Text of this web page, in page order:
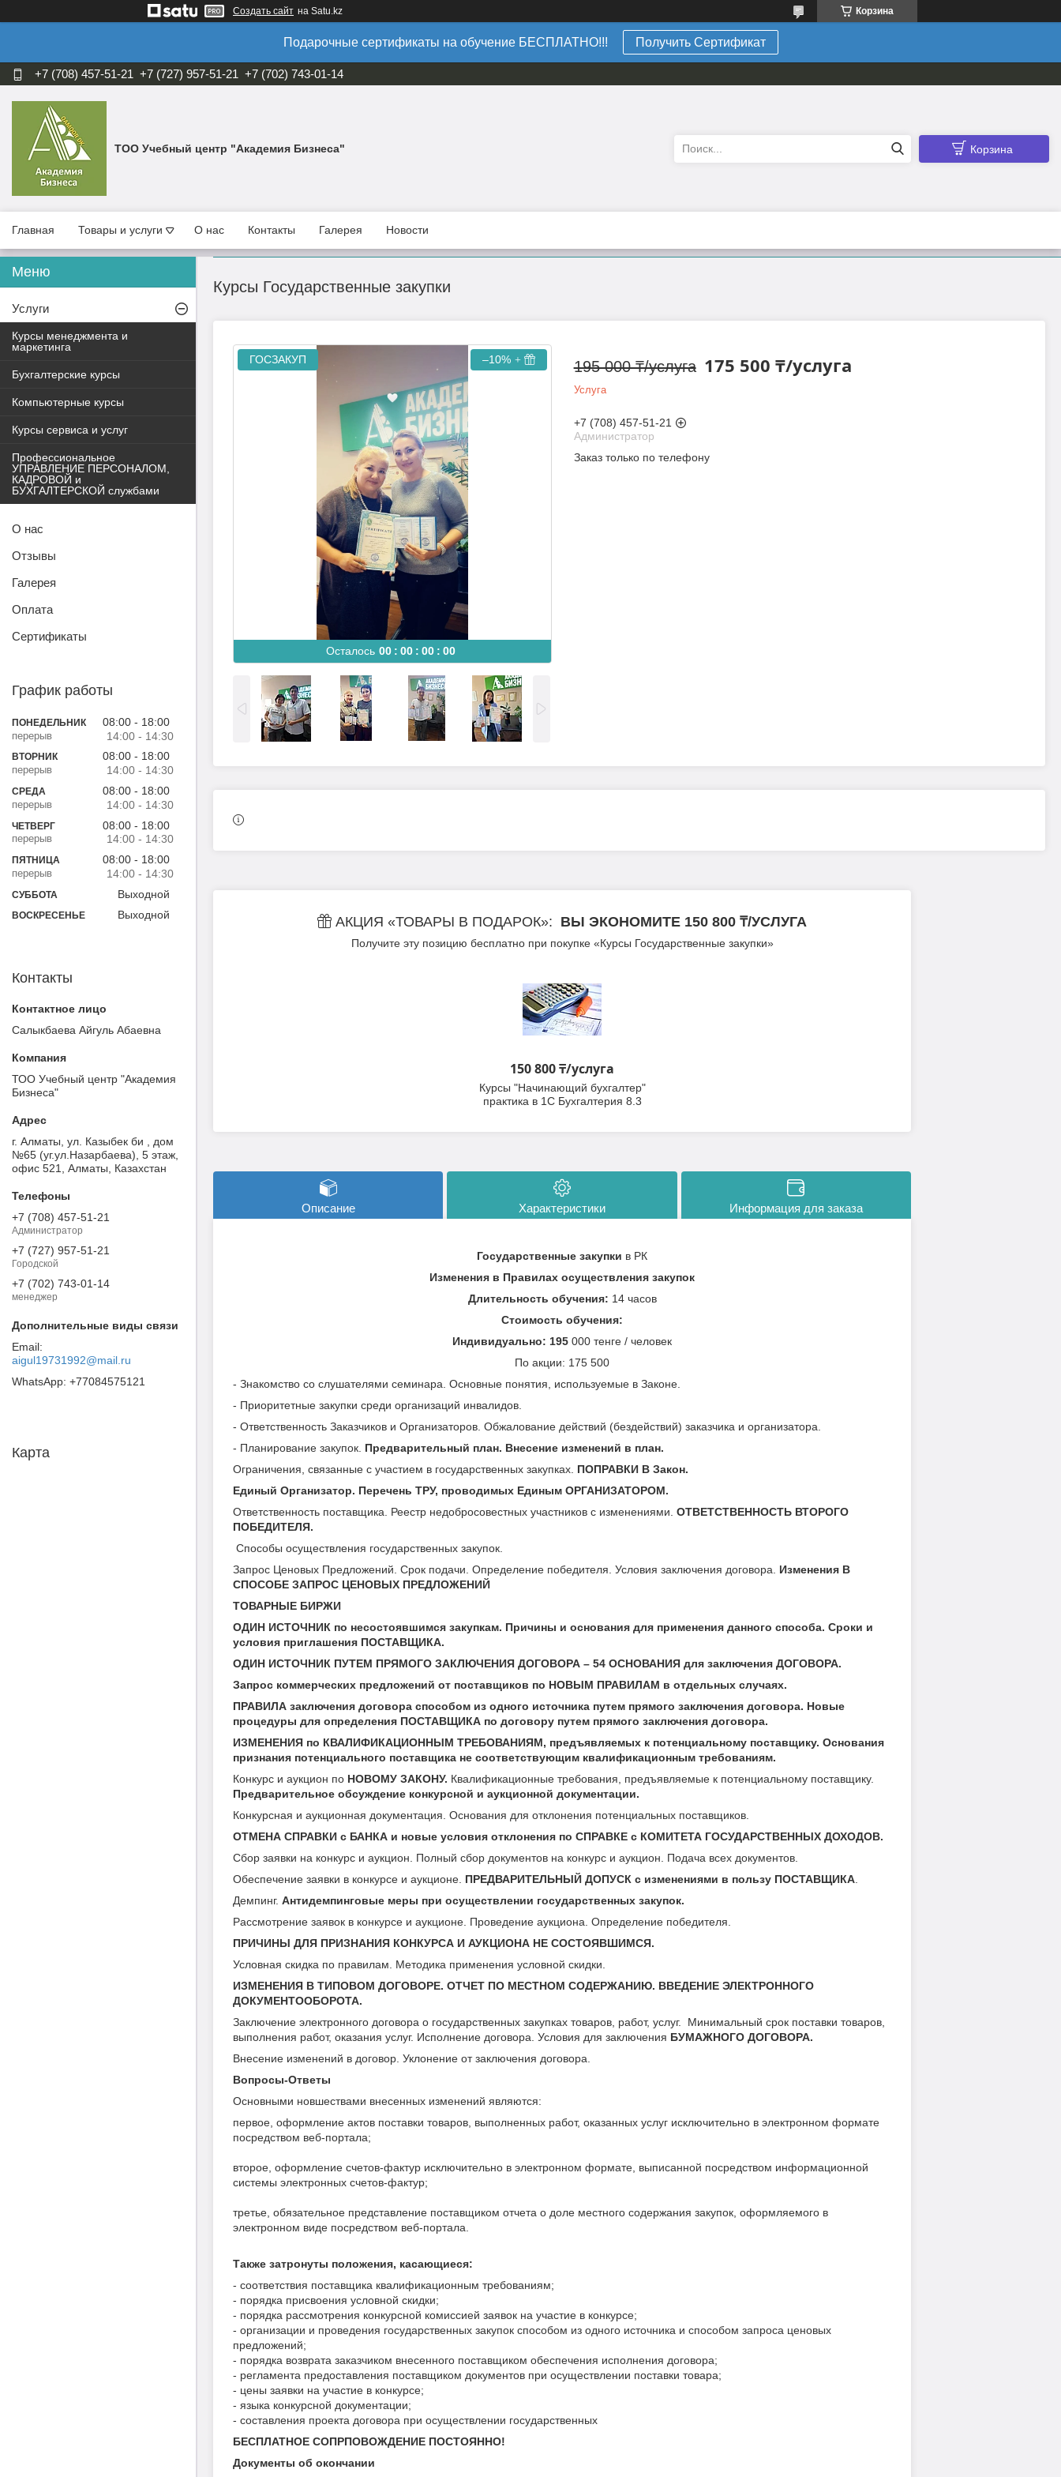
Создать сайт на Satu.kz Корзина
Подарочные сертификаты на обучение БЕСПЛАТНО!!! Получить Сертификат
+7 (708) 457-51-21 +7 (727) 957-51-21 +7 (702) 743-01-14
ТОО Учебный центр "Академия Бизнеса" Корзина
Главная Товары и услуги О нас Контакты Галерея Новости
Курсы Государственные закупки
Осталось 00 00 00 00
ГОСЗАКУП –10% 195 000 ₸/услуга 175 500 ₸/услуга
Услуга
+7 (708) 457-51-21
Администратор
Заказ только по телефону
АКЦИЯ «ТОВАРЫ В ПОДАРОК» ВЫ ЭКОНОМИТЕ 150 800 ₸/УСЛУГА
Получите эту позицию бесплатно при покупке «Курсы Государственные закупки»
150 800 ₸/услуга
Курсы "Начинающий бухгалтер"
практика в 1С Бухгалтерия 8.3
Описание Характеристики Информация для заказа
Государственные закупки в РК
Изменения в Правилах осуществления закупок
Длительность обучения: 14 часов
Стоимость обучения:
Индивидуально: 195 000 тенге / человек
По акции: 175 500
- Знакомство со слушателями семинара. Основные понятия, используемые в Законе.
- Приоритетные закупки среди организаций инвалидов.
- Ответственность Заказчиков и Организаторов. Обжалование действий (бездействий) заказчика и организатора.
- Планирование закупок. Предварительный план. Внесение изменений в план.
Ограничения, связанные с участием в государственных закупках. ПОПРАВКИ В Закон.
Единый Организатор. Перечень ТРУ, проводимых Единым ОРГАНИЗАТОРОМ.
Ответственность поставщика. Реестр недобросовестных участников с изменениями. ОТВЕТСТВЕННОСТЬ ВТОРОГО
ПОБЕДИТЕЛЯ.
Способы осуществления государственных закупок.
Запрос Ценовых Предложений. Срок подачи. Определение победителя. Условия заключения договора. Изменения В
СПОСОБЕ ЗАПРОС ЦЕНОВЫХ ПРЕДЛОЖЕНИЙ
ТОВАРНЫЕ БИРЖИ
ОДИН ИСТОЧНИК по несостоявшимся закупкам. Причины и основания для применения данного способа. Сроки и
условия приглашения ПОСТАВЩИКА.
ОДИН ИСТОЧНИК ПУТЕМ ПРЯМОГО ЗАКЛЮЧЕНИЯ ДОГОВОРА – 54 ОСНОВАНИЯ для заключения ДОГОВОРА.
Запрос коммерческих предложений от поставщиков по НОВЫМ ПРАВИЛАМ в отдельных случаях.
ПРАВИЛА заключения договора способом из одного источника путем прямого заключения договора. Новые
процедуры для определения ПОСТАВЩИКА по договору путем прямого заключения договора.
ИЗМЕНЕНИЯ по КВАЛИФИКАЦИОННЫМ ТРЕБОВАНИЯМ, предъявляемых к потенциальному поставщику. Основания
признания потенциального поставщика не соответствующим квалификационным требованиям.
Конкурс и аукцион по НОВОМУ ЗАКОНУ. Квалификационные требования, предъявляемые к потенциальному поставщику.
Предварительное обсуждение конкурсной и аукционной документации.
Конкурсная и аукционная документация. Основания для отклонения потенциальных поставщиков.
ОТМЕНА СПРАВКИ с БАНКА и новые условия отклонения по СПРАВКЕ с КОМИТЕТА ГОСУДАРСТВЕННЫХ ДОХОДОВ.
Сбор заявки на конкурс и аукцион. Полный сбор документов на конкурс и аукцион. Подача всех документов.
Обеспечение заявки в конкурсе и аукционе. ПРЕДВАРИТЕЛЬНЫЙ ДОПУСК с изменениями в пользу ПОСТАВЩИКА.
Демпинг. Антидемпинговые меры при осуществлении государственных закупок.
Рассмотрение заявок в конкурсе и аукционе. Проведение аукциона. Определение победителя.
ПРИЧИНЫ ДЛЯ ПРИЗНАНИЯ КОНКУРСА И АУКЦИОНА НЕ СОСТОЯВШИМСЯ.
Условная скидка по правилам. Методика применения условной скидки.
ИЗМЕНЕНИЯ В ТИПОВОМ ДОГОВОРЕ. ОТЧЕТ ПО МЕСТНОМ СОДЕРЖАНИЮ. ВВЕДЕНИЕ ЭЛЕКТРОННОГО
ДОКУМЕНТООБОРОТА.
Заключение электронного договора о государственных закупках товаров, работ, услуг. Минимальный срок поставки товаров,
выполнения работ, оказания услуг. Исполнение договора. Условия для заключения БУМАЖНОГО ДОГОВОРА.
Внесение изменений в договор. Уклонение от заключения договора.
Вопросы-Ответы
Основными новшествами внесенных изменений являются:
первое, оформление актов поставки товаров, выполненных работ, оказанных услуг исключительно в электронном формате
посредством веб-портала;
второе, оформление счетов-фактур исключительно в электронном формате, выписанной посредством информационной
системы электронных счетов-фактур;
третье, обязательное представление поставщиком отчета о доле местного содержания закупок, оформляемого в
электронном виде посредством веб-портала.
Также затронуты положения, касающиеся:
- соответствия поставщика квалификационным требованиям;
- порядка присвоения условной скидки;
- порядка рассмотрения конкурсной комиссией заявок на участие в конкурсе;
- организации и проведения государственных закупок способом из одного источника и способом запроса ценовых
предложений;
- порядка возврата заказчиком внесенного поставщиком обеспечения исполнения договора;
- регламента предоставления поставщиком документов при осуществлении поставки товара;
- цены заявки на участие в конкурсе;
- языка конкурсной документации;
- составления проекта договора при осуществлении государственных
БЕСПЛАТНОЕ СОПРПОВОЖДЕНИЕ ПОСТОЯННО!
Документы об окончании
Услуги
Курсы менеджмента и
маркетинга
Бухгалтерские курсы
Компьютерные курсы
Курсы сервиса и услуг
Профессиональное
УПРАВЛЕНИЕ ПЕРСОНАЛОМ,
КАДРОВОЙ и
БУХГАЛТЕРСКОЙ службами
О нас
Отзывы
Галерея
Оплата
Сертификаты
График работы
ПОНЕДЕЛЬНИК 08:00
18:00
14:00
14:30
ВТОРНИК 08:00
18:00
14:00
14:30
СРЕДА 08:00
18:00
14:00
14:30
ЧЕТВЕРГ 08:00
18:00
14:00
14:30
ПЯТНИЦА 08:00
18:00
14:00
14:30
СУББОТА Выходной
ВОСКРЕСЕНЬЕ Выходной
Контакты
Салыкбаева Айгуль Абаевна
ТОО Учебный центр "Академия
Бизнеса"
г. Алматы, ул. Казыбек би , дом
№65 (уг.ул.Назарбаева), 5 этаж,
офис 521, Алматы, Казахстан
+7 (708) 457-51-21
Администратор
+7 (727) 957-51-21
Городской
+7 (702) 743-01-14
менеджер
aigul19731992@mail.ru
+77084575121
Карта